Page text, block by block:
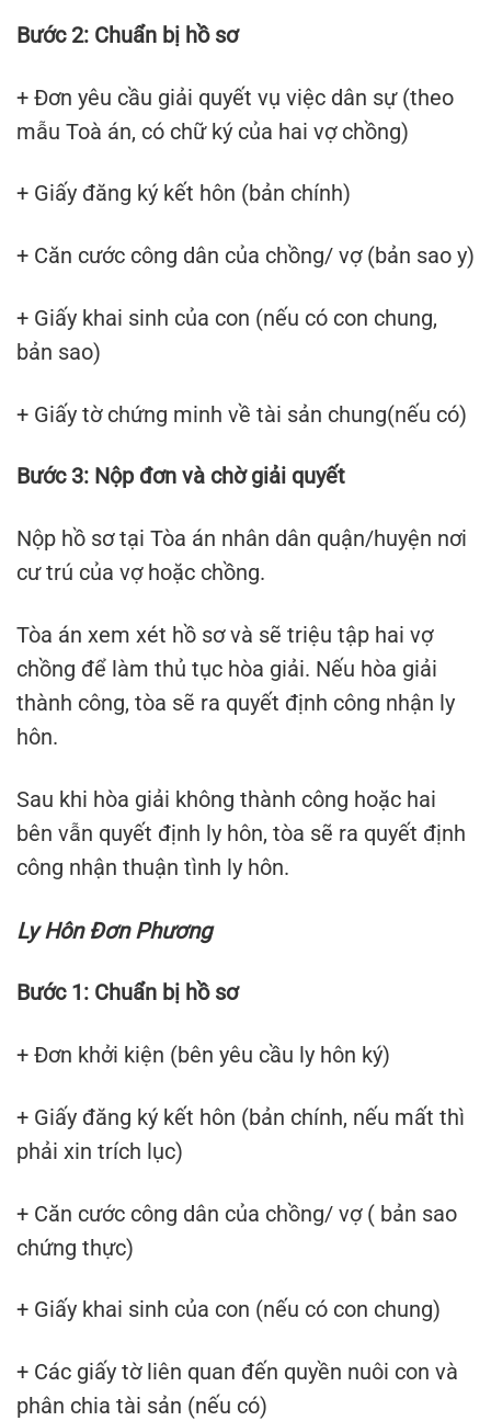
Bước 2: Chuẩn bị hồ sơ
+ Đơn yêu cầu giải quyết vụ việc dân sự (theo
mẫu Toà án, có chữ ký của hai vợ chồng)
+ Giấy đăng ký kết hôn (bản chính)
+ Căn cước công dân của chồng/ vợ (bản sao y)
+ Giấy khai sinh của con (nếu có con chung,
bản sao)
+ Giấy tờ chứng minh về tài sản chung(nếu có)
Bước 3: Nộp đơn và chờ giải quyết
Nộp hồ sơ tại Tòa án nhân dân quận/huyện nơi
cư trú của vợ hoặc chồng.
Tòa án xem xét hồ sơ và sẽ triệu tập hai vợ
chồng để làm thủ tục hòa giải. Nếu hòa giải
thành công, tòa sẽ ra quyết định công nhận ly
hôn.
Sau khi hòa giải không thành công hoặc hai
bên vẫn quyết định ly hôn, tòa sẽ ra quyết định
công nhận thuận tình ly hôn.
Ly Hôn Đơn Phương
Bước 1: Chuẩn bị hồ sơ
+ Đơn khởi kiện (bên yêu cầu ly hôn ký)
+ Giấy đăng ký kết hôn (bản chính, nếu mất thì
phải xin trích lục)
+ Căn cước công dân của chồng/ vợ ( bản sao
chứng thực)
+ Giấy khai sinh của con (nếu có con chung)
+ Các giấy tờ liên quan đến quyền nuôi con và
phân chia tài sản (nếu có)